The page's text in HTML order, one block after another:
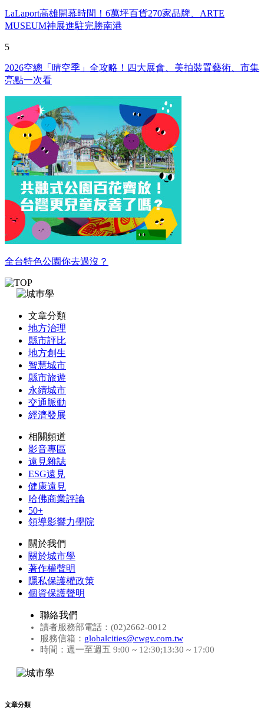
LaLaport高雄開幕時間！6萬坪百貨270家品牌、ARTE
MUSEUM神展進駐完勝南港
5
2026空總「晴空季」全攻略！四大展會、美拍裝置藝術、市集
亮點一次看
全台特色公園你去過沒？
文章分類
地方治理
縣市評比
地方創生
智慧城市
縣市旅遊
永續城市
交通脈動
經濟發展
相關頻道
影音專區
遠見雜誌
ESG遠見
健康遠見
哈佛商業評論
50+
領導影響力學院
關於我們
關於城市學
著作權聲明
隱私保護權政策
個資保護聲明
聯絡我們
讀者服務部電話：(02)2662-0012
服務信箱： globalcities@cwgv.com.tw
時間：週一至週五 9:00 ~ 12:30;13:30 ~ 17:00
文章分類